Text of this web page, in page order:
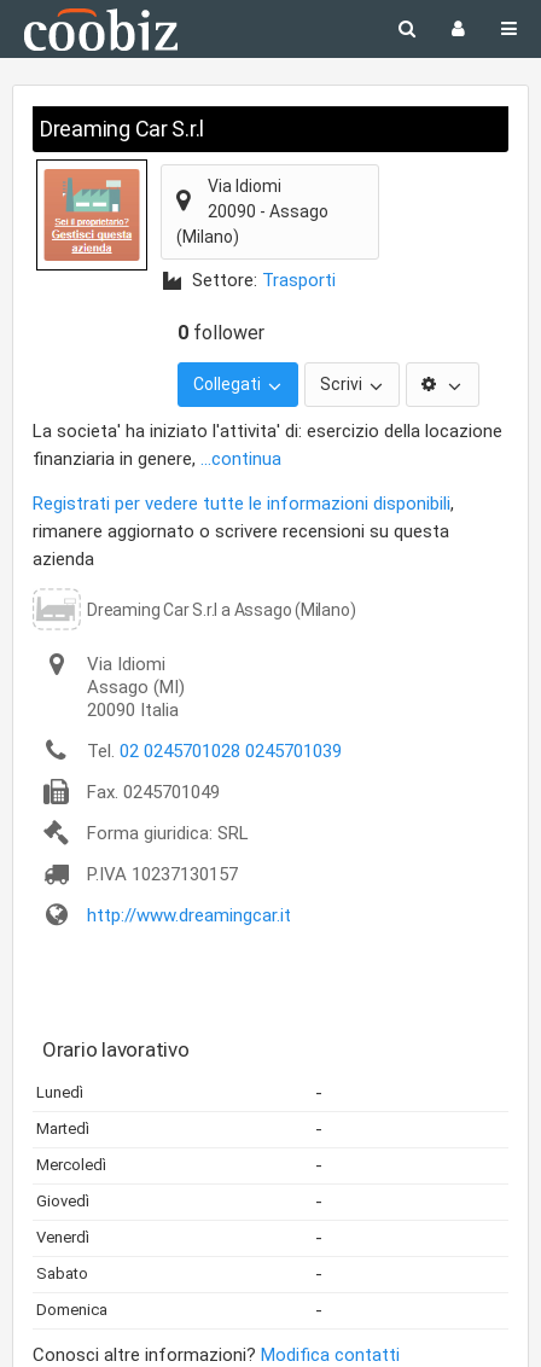
Dreaming Car S.r.l
Via Idiomi
20090 - Assago
(Milano)
Settore: Trasporti
0 follower
Collegati Scrivi
La societa' ha iniziato l'attivita' di: esercizio della locazione
finanziaria in genere, ...continua
Registrati per vedere tutte le informazioni disponibili,
rimanere aggiornato o scrivere recensioni su questa
azienda
Dreaming Car S.r.l a Assago (Milano)
Via Idiomi
Assago (MI)
20090 Italia
Tel. 02 0245701028 0245701039
Fax. 0245701049
Forma giuridica: SRL
P.IVA 10237130157
http://www.dreamingcar.it
Orario lavorativo
Lunedì -
Martedì -
Mercoledì -
Giovedì -
Venerdì -
Sabato -
Domenica -
Conosci altre informazioni? Modifica contatti